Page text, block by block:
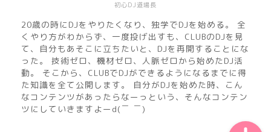
初心DJ道場長
20歳の時にDJをやりたくなり、独学でDJを始める。 全
くやり方がわからず、一度投げ出すも、CLUBのDJを見
て、自分もあそこに立ちたいと、DJを再開することにな
った。 技術ゼロ、機材ゼロ、人脈ゼロから始めたDJ活
動。 そこから、CLUBでDJができるようになるまでに得
た知識を全て公開します。 自分がDJを始めた時、こん
なコンテンツがあったらなーっという、そんなコンテン
ツにしていきますよーd(￣ ￣)
マサのおすすめMusic
DJ MASA Mix